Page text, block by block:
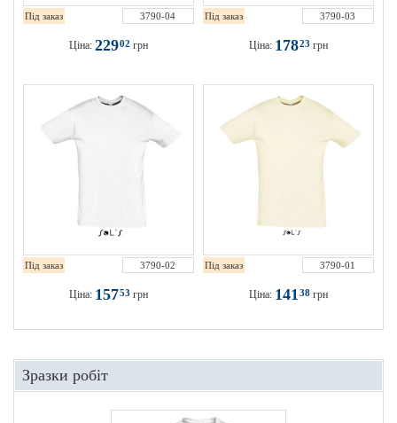
Під заказ 3790-04
Ціна: 22902 грн
Під заказ 3790-03
Ціна: 17823 грн
Під заказ 3790-02
Ціна: 15753 грн
Під заказ 3790-01
Ціна: 14138 грн
Зразки робіт